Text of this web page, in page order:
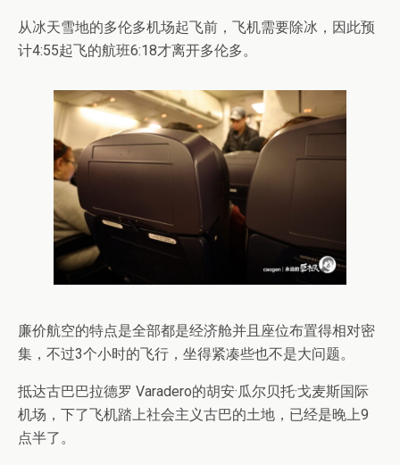
从冰天雪地的多伦多机场起飞前，飞机需要除冰，因此预
计4:55起飞的航班6:18才离开多伦多。
廉价航空的特点是全部都是经济舱并且座位布置得相对密
集，不过3个小时的飞行，坐得紧凑些也不是大问题。
抵达古巴巴拉德罗 Varadero的胡安·瓜尔贝托·戈麦斯国际
机场，下了飞机踏上社会主义古巴的土地，已经是晚上9
点半了。